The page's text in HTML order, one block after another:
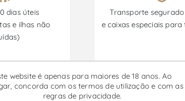
dias úteis
e ilhas não
Transporte segurado
e caixas especiais
disponíveis de 30/06/2026 a 30/09/2026
website é apenas para maiores de 18 anos. Ao
concorda com os termos de utilização e com as
regras de privacidade.